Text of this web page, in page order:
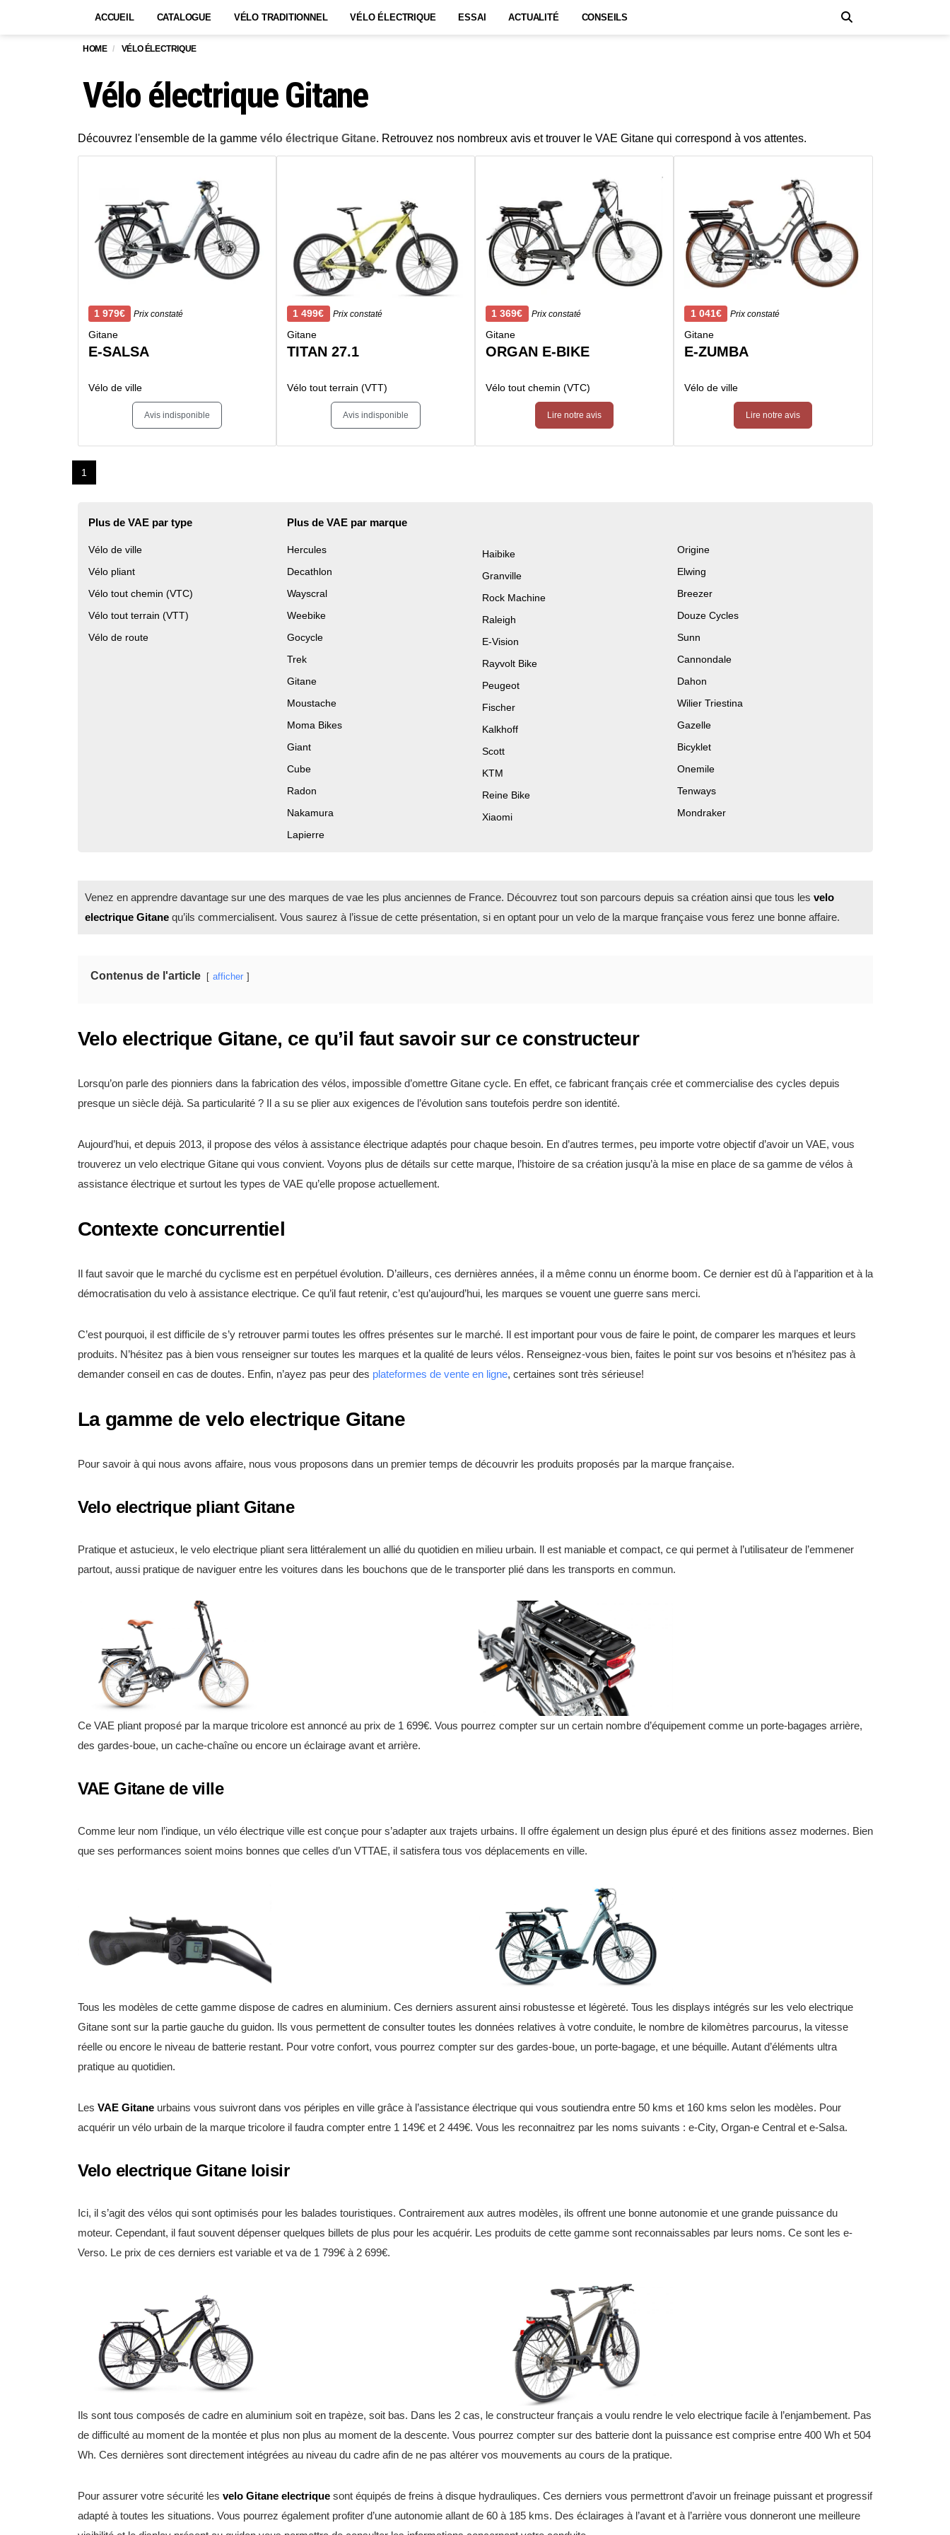
ACCUEIL CATALOGUE VÉLO TRADITIONNEL VÉLO ÉLECTRIQUE ESSAI ACTUALITÉ CONSEILS
HOME VÉLO ÉLECTRIQUE
Vélo électrique Gitane
Découvrez l'ensemble de la gamme vélo électrique Gitane. Retrouvez nos nombreux avis et trouver le VAE Gitane qui correspond à vos attentes.
1 979€ Prix constaté
Gitane
E-SALSA
Vélo de ville
Avis indisponible
1 499€ Prix constaté
Gitane
TITAN 27.1
Vélo tout terrain (VTT)
Avis indisponible
1 369€ Prix constaté
Gitane
ORGAN E-BIKE
Vélo tout chemin (VTC)
Lire notre avis
1 041€ Prix constaté
Gitane
E-ZUMBA
Vélo de ville
Lire notre avis
1
Plus de VAE par type
Vélo de ville
Vélo pliant
Vélo tout chemin (VTC)
Vélo tout terrain (VTT)
Vélo de route
Plus de VAE par marque
Hercules
Decathlon
Wayscral
Weebike
Gocycle
Trek
Gitane
Moustache
Moma Bikes
Giant
Cube
Radon
Nakamura
Lapierre
Haibike
Granville
Rock Machine
Raleigh
E-Vision
Rayvolt Bike
Peugeot
Fischer
Kalkhoff
Scott
KTM
Reine Bike
Xiaomi
Origine
Elwing
Breezer
Douze Cycles
Sunn
Cannondale
Dahon
Wilier Triestina
Gazelle
Bicyklet
Onemile
Tenways
Mondraker
Venez en apprendre davantage sur une des marques de vae les plus anciennes de France. Découvrez tout son parcours depuis sa création ainsi que tous les velo
electrique Gitanequ’ils commercialisent. Vous saurez à l’issue de cette présentation, si en optant pour un velo de la marque française vous ferez une bonne affaire.
Contenus de l'article afficher
Velo electrique Gitane, ce qu’il faut savoir sur ce constructeur
Lorsqu’on parle des pionniers dans la fabrication des vélos, impossible d’omettre Gitane cycle. En effet, ce fabricant français crée et commercialise des cycles depuis
presque un siècle déjà. Sa particularité ? Il a su se plier aux exigences de l’évolution sans toutefois perdre son identité.
Aujourd’hui, et depuis 2013, il propose des vélos à assistance électrique adaptés pour chaque besoin. En d’autres termes, peu importe votre objectif d’avoir un VAE, vous
trouverez un velo electrique Gitane qui vous convient. Voyons plus de détails sur cette marque, l’histoire de sa création jusqu’à la mise en place de sa gamme de vélos à
assistance électrique et surtout les types de VAE qu’elle propose actuellement.
Contexte concurrentiel
Il faut savoir que le marché du cyclisme est en perpétuel évolution. D’ailleurs, ces dernières années, il a même connu un énorme boom. Ce dernier est dû à l’apparition et à la
démocratisation du velo à assistance electrique. Ce qu’il faut retenir, c’est qu’aujourd’hui, les marques se vouent une guerre sans merci.
C’est pourquoi, il est difficile de s’y retrouver parmi toutes les offres présentes sur le marché. Il est important pour vous de faire le point, de comparer les marques et leurs
produits. N’hésitez pas à bien vous renseigner sur toutes les marques et la qualité de leurs vélos. Renseignez-vous bien, faites le point sur vos besoins et n’hésitez pas à
demander conseil en cas de doutes. Enfin, n’ayez pas peur des plateformes de vente en ligne, certaines sont très sérieuse!
La gamme de velo electrique Gitane
Pour savoir à qui nous avons affaire, nous vous proposons dans un premier temps de découvrir les produits proposés par la marque française.
Velo electrique pliant Gitane
Pratique et astucieux, le velo electrique pliant sera littéralement un allié du quotidien en milieu urbain. Il est maniable et compact, ce qui permet à l’utilisateur de l’emmener
partout, aussi pratique de naviguer entre les voitures dans les bouchons que de le transporter plié dans les transports en commun.
Ce VAE pliant proposé par la marque tricolore est annoncé au prix de 1 699€. Vous pourrez compter sur un certain nombre d’équipement comme un porte-bagages arrière,
des gardes-boue, un cache-chaîne ou encore un éclairage avant et arrière.
VAE Gitane de ville
Comme leur nom l’indique, un vélo électrique ville est conçue pour s’adapter aux trajets urbains. Il offre également un design plus épuré et des finitions assez modernes. Bien
que ses performances soient moins bonnes que celles d’un VTTAE, il satisfera tous vos déplacements en ville.
Tous les modèles de cette gamme dispose de cadres en aluminium. Ces derniers assurent ainsi robustesse et légèreté. Tous les displays intégrés sur les velo electrique
Gitane sont sur la partie gauche du guidon. Ils vous permettent de consulter toutes les données relatives à votre conduite, le nombre de kilomètres parcourus, la vitesse
réelle ou encore le niveau de batterie restant. Pour votre confort, vous pourrez compter sur des gardes-boue, un porte-bagage, et une béquille. Autant d’éléments ultra
pratique au quotidien.
Les VAE Gitaneurbains vous suivront dans vos périples en ville grâce à l’assistance électrique qui vous soutiendra entre 50 kms et 160 kms selon les modèles. Pour
acquérir un vélo urbain de la marque tricolore il faudra compter entre 1 149€ et 2 449€. Vous les reconnaitrez par les noms suivants : e-City, Organ-e Central et e-Salsa.
Velo electrique Gitane loisir
Ici, il s’agit des vélos qui sont optimisés pour les balades touristiques. Contrairement aux autres modèles, ils offrent une bonne autonomie et une grande puissance du
moteur. Cependant, il faut souvent dépenser quelques billets de plus pour les acquérir. Les produits de cette gamme sont reconnaissables par leurs noms. Ce sont les e-
Verso. Le prix de ces derniers est variable et va de 1 799€ à 2 699€.
Ils sont tous composés de cadre en aluminium soit en trapèze, soit bas. Dans les 2 cas, le constructeur français a voulu rendre le velo electrique facile à l’enjambement. Pas
de difficulté au moment de la montée et plus non plus au moment de la descente. Vous pourrez compter sur des batterie dont la puissance est comprise entre 400 Wh et 504
Wh. Ces dernières sont directement intégrées au niveau du cadre afin de ne pas altérer vos mouvements au cours de la pratique.
Pour assurer votre sécurité les velo Gitane electriquesont équipés de freins à disque hydrauliques. Ces derniers vous permettront d’avoir un freinage puissant et progressif
adapté à toutes les situations. Vous pourrez également profiter d’une autonomie allant de 60 à 185 kms. Des éclairages à l’avant et à l’arrière vous donneront une meilleure